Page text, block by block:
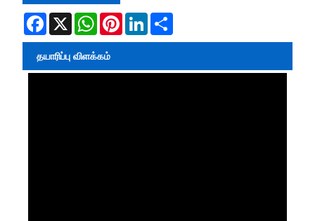
Facebook
X WhatsAppPinterestLinkedIn
தயாரிப்பு விளக்கம்